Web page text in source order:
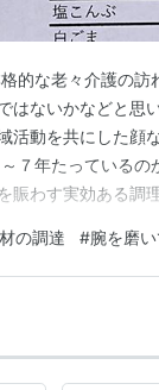
的な老々介護の
はないかなどと思
活動を共にした顔
７年たっている
賑わす実効ある調
参加する。調理を
分けして調理する
の調達 #腕を磨い